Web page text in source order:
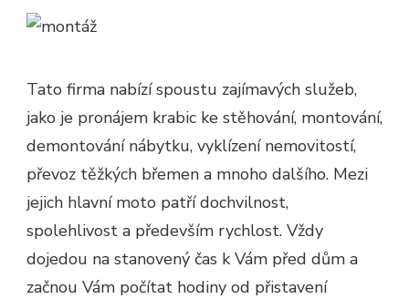
Tato firma nabízí spoustu zajímavých služeb,
jako je pronájem krabic ke stěhování, montování,
demontování nábytku, vyklízení nemovitostí,
převoz těžkých břemen a mnoho dalšího. Mezi
jejich hlavní moto patří dochvilnost,
spolehlivost a především rychlost. Vždy
dojedou na stanovený čas k Vám před dům a
začnou Vám počítat hodiny od přistavení